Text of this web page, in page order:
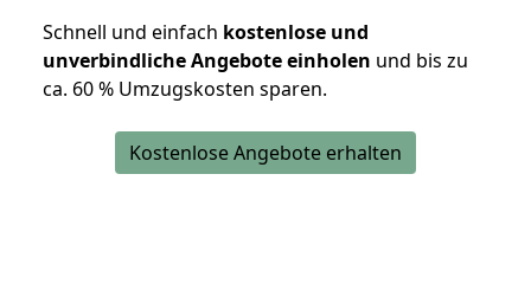
Schnell und einfach kostenlose und
unverbindliche Angebote einholen und bis zu
ca. 60 % Umzugskosten sparen.
Kostenlose Angebote erhalten